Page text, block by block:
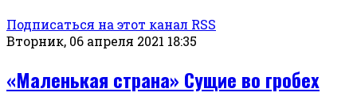
Подписаться на этот канал RSS
Вторник, 06 апреля 2021 18:35
«Маленькая страна» Сущие во гробех